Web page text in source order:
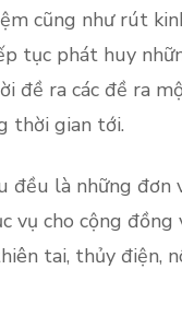
cũng như rút
tục phát huy
đề ra các đề ra
thời gian tới.
đều là những
vụ cho cộng
tai, thủy điện,